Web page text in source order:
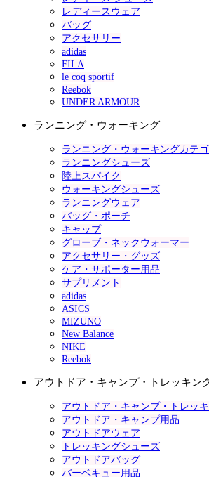
レディースウェア
バッグ
アクセサリー
adidas
FILA
le coq sportif
Reebok
UNDER ARMOUR
ランニング・ウォーキング
ランニング・ウォーキングカテ
ランニングシューズ
陸上スパイク
ウォーキングシューズ
ランニングウェア
バッグ・ポーチ
キャップ
グローブ・ネックウォーマー
アクセサリー・グッズ
ケア・サポーター用品
サプリメント
adidas
ASICS
MIZUNO
New Balance
NIKE
Reebok
アウトドア・キャンプ・トレッキン
アウトドア・キャンプ・トレッ
アウトドア・キャンプ用品
アウトドアウェア
トレッキングシューズ
アウトドアバッグ
バーベキュー用品